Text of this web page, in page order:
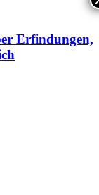
Erfindungen,